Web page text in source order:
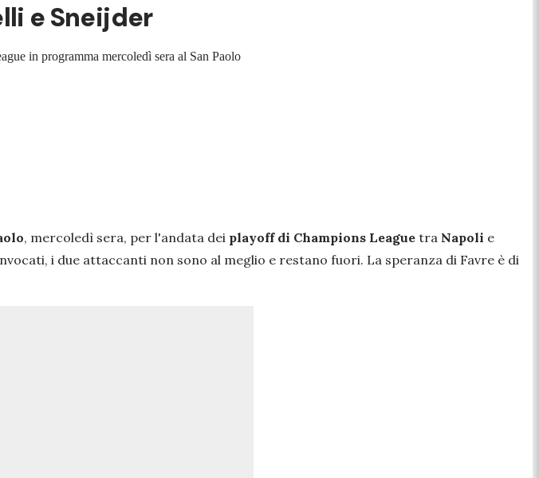
e Sneijder
in programma mercoledì sera al San Paolo
, mercoledì sera, per l'andata dei playoff di Champions League tra Napoli e
i due attaccanti non sono al meglio e restano fuori. La speranza di Favre è di